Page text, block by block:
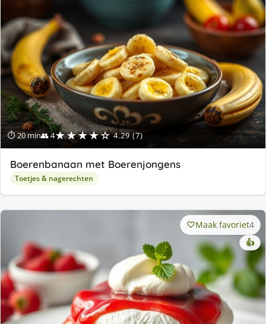
⏱ 20 min👥 4★★★★☆ 4.29 (7)
Boerenbanaan met Boerenjongens
Toetjes & nagerechten
Maak favoriet4
👍